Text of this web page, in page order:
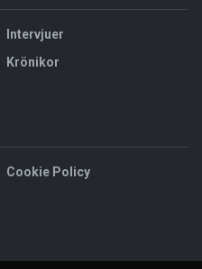
Intervjuer
Krönikor
Cookie Policy